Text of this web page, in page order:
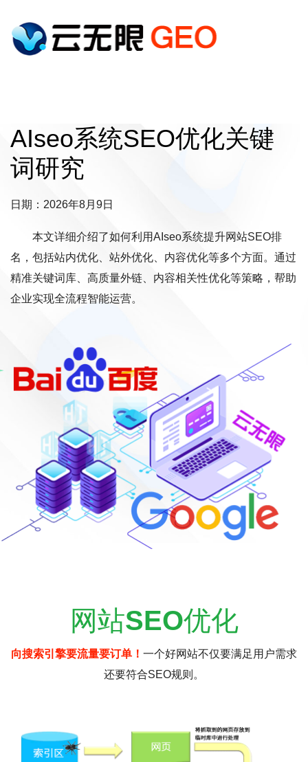
AIseo系统SEO优化关键
词研究
日期：2026年8月9日
本文详细介绍了如何利用AIseo系统提升网站SEO排
名，包括站内优化、站外优化、内容优化等多个方面。通过
精准关键词库、高质量外链、内容相关性优化等策略，帮助
企业实现全流程智能运营。
网站SEO优化
向搜索引擎要流量要订单！ 一个好网站不仅要满足用户需求
还要符合SEO规则。